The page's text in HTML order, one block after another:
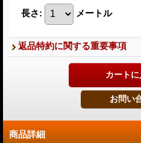
長さ: メートル
返品特約に関する重要事項
商品詳細